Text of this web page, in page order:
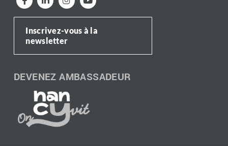
Inscrivez-vous à la
newsletter
DEVENEZ AMBASSADEUR